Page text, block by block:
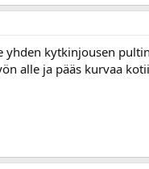
yhden kytkinjousen
alle ja pääs kurvaa